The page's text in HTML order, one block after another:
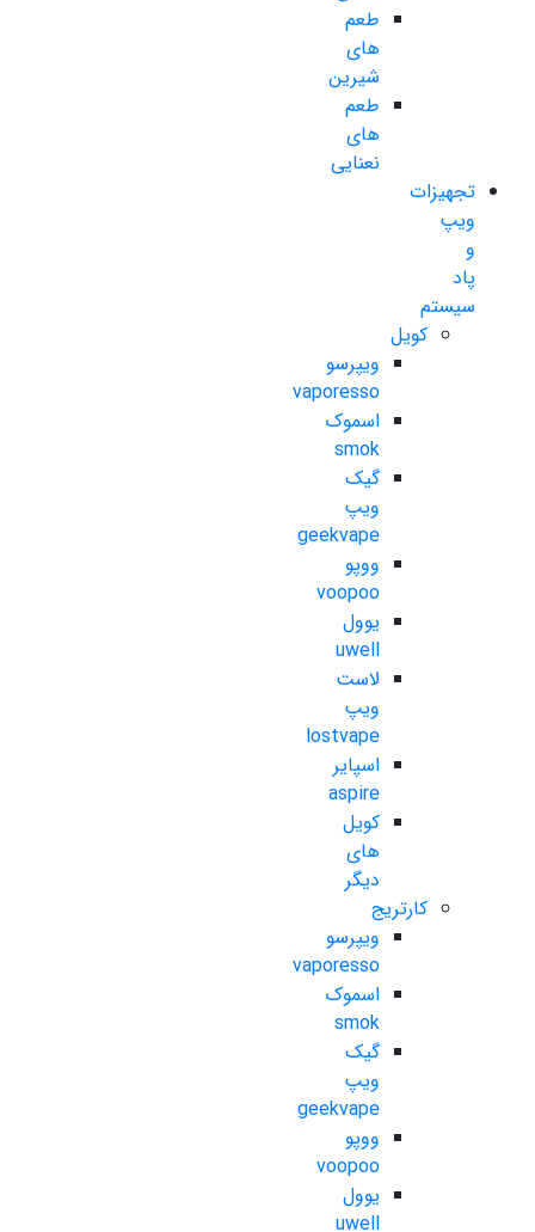
طعم
های
شیرین
طعم
های
نعنایی
تجهیزات
ویپ
و
پاد
سیستم
کویل
ویپرسو
vaporesso
اسموک
smok
گیک
ویپ
geekvape
ووپو
voopoo
یوول
uwell
لاست
ویپ
lostvape
اسپایر
aspire
کویل
های
دیگر
کارتریج
ویپرسو
vaporesso
اسموک
smok
گیک
ویپ
geekvape
ووپو
voopoo
یوول
uwell